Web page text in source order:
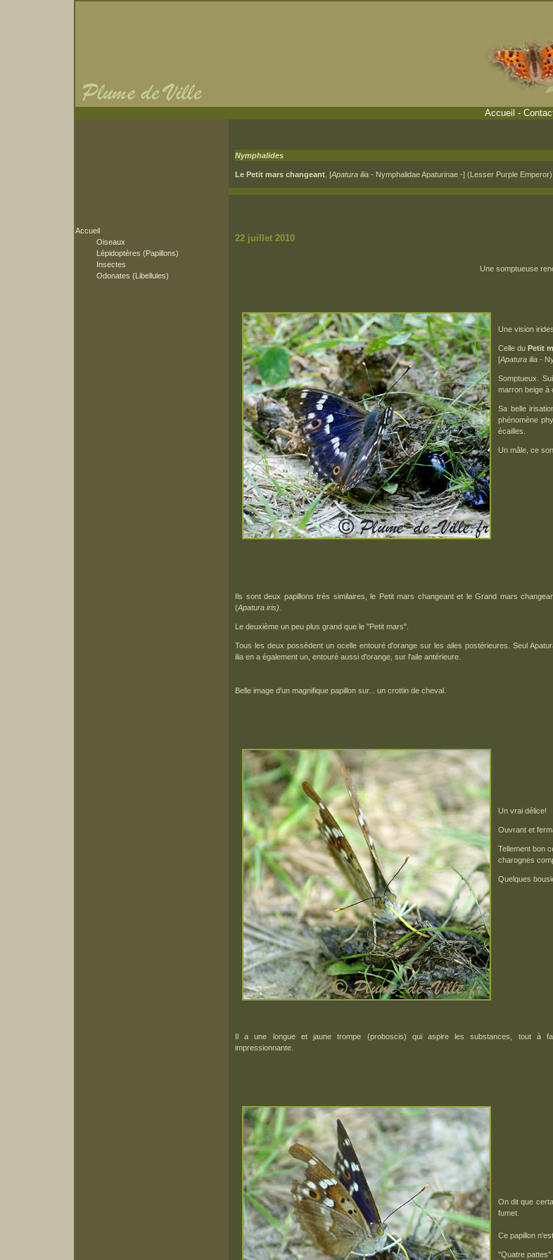
Accueil -
Accueil
Oiseaux
Lépidoptères (Papillons)
Insectes
Odonates (Libellules)
Nymphalides
Le Petit mars changeant . [Apatura ilia - Nymphalidae Apaturinae -] (Lesser Purple Emperor)
22 juillet 2010
Une somptueuse
Une vision
Celle du Petit
[Apatura ilia -
Somptueux.
marron beige à
Sa belle
phénomène
écailles.
Un mâle, ce
Ils sont deux papillons très similaires, le Petit mars changeant et le Grand mars
(Apatura iris).
Le deuxième un peu plus grand que le "Petit mars".
Tous les deux possèdent un ocelle entouré d'orange sur les ailes postérieures. Seul
ilia en a également un, entouré aussi d'orange, sur l'aile antérieure.
Belle image d'un magnifique papillon sur... un crottin de cheval.
Un vrai délice!
Ouvrant et
Tellement bon
charognes
Quelques
Il a une longue et jaune trompe (proboscis) qui aspire les substances, tout à
impressionnante.
On dit que
fumet.
Ce papillon
"Quatre pattes"